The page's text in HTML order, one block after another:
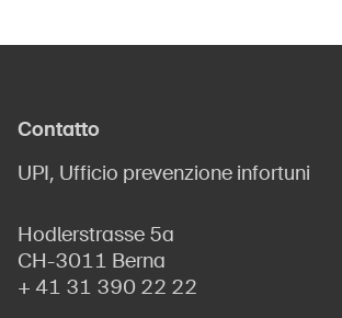
Contatto
UPI, Ufficio prevenzione infortuni
Hodlerstrasse 5a
CH-3011 Berna
+ 41 31 390 22 22